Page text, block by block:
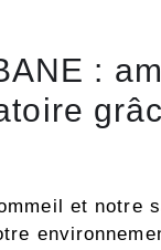
:
et notre